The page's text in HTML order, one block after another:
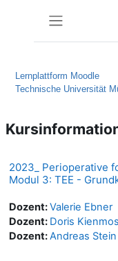
Lernplattform Moodle
Technische Universität
2023_ Perioperative
Modul 3: TEE -
Dozent:Valerie Ebner
Dozent: Doris
Dozent:Andreas Stein